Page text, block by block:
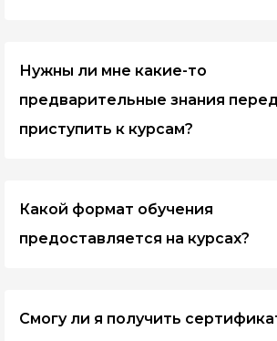
использование функций и формул
управления данными, а также
Нужны ли мне какие-то
предварительные знания
приступить к курсам?
рассчитаны как на начинающих
так и на тех, кто хочет улучшить
Какой формат обучения
предоставляется на курсах?
практические задания и тесты для
Смогу ли я получить